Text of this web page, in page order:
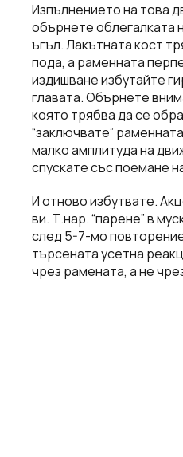
Изпълнението на това
oбърнете облегалката
ъгъл. Лакътната кост
пода, а раменната
издишване избутайте
главата. Обърнете
която трябва да се
“заключвате”
малко амплитуда на
спускате със поемане
И отново избутвате.
ви. Т.нар. “парене” в
след 5-7-мо
търсената усетна
чрез рамената, а не